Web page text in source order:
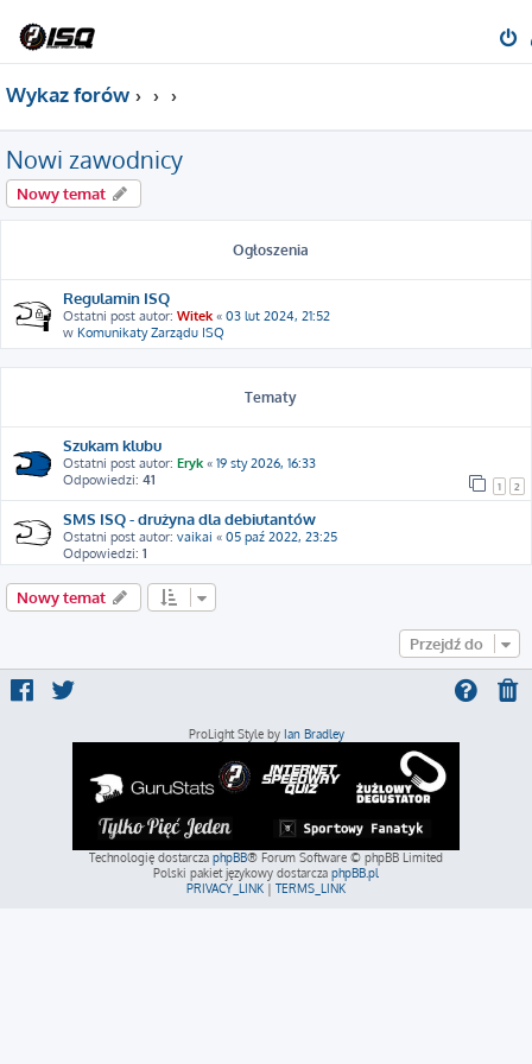
Wykaz forów
Nowi zawodnicy
Nowy temat
Ogłoszenia
Regulamin ISQ
Ostatni post autor: Witek « 03 lut 2024, 21:52
w Komunikaty Zarządu ISQ
Tematy
Szukam klubu
Ostatni post autor: Eryk « 19 sty 2026, 16:33
Odpowiedzi: 41 1 2
SMS ISQ - drużyna dla debiutantów
Ostatni post autor: vaikai « 05 paź 2022, 23:25
Odpowiedzi: 1
Nowy temat
Przejdź do
ProLight Style by Ian Bradley
Technologię dostarcza phpBB® Forum Software © phpBB Limited
Polski pakiet językowy dostarcza phpBB.pl
PRIVACY_LINK | TERMS_LINK